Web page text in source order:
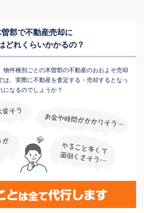
曽郡で不動産売却に
どれくらいかかるの？
物件種別ごとの木曽郡の不動産のおおよそ売却
は、実際に不動産を査定する・売却するとなっ
になるのでしょうか？